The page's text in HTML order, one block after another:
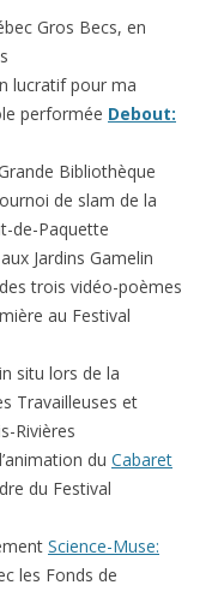
Gros Becs, en
lucratif pour ma
performée Debout:
Bibliothèque
de slam de la
de-Paquette
aux Jardins Gamelin
trois vidéo-poèmes
au Festival
situ lors de la
Travailleuses et
Rivières
du Cabaret
du Festival
Science-Muse:
les Fonds de